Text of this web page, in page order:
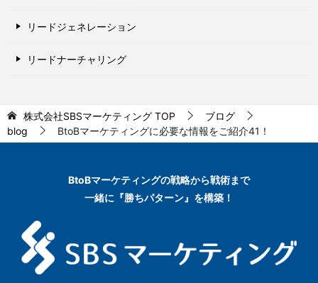
リードジェネレーション
リードナーチャリング
株式会社SBSマーケティング TOP
ブログ
blog
BtoBマーケティングに必要な情報をご紹介41！
BtoBマーケティングの戦略から戦術まで
一緒に『勝ちパターン』を構築！